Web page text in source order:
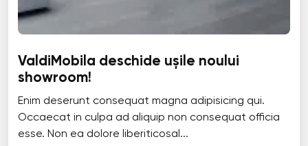
ValdiMobila deschide ușile noului
showroom!
Enim deserunt consequat magna adipisicing qui.
Occaecat in culpa ad aliquip non consequat officia
esse. Non ea dolore liberiticosal...